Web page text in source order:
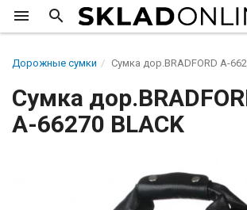
Дорожные сумки Сумка дор.BRADFORD А-
Сумка
А-66270 BLACK